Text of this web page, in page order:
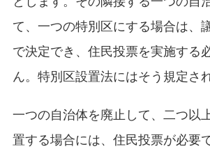
て、一つの特別区にする場合は、
で決定でき、住民投票を実施する
ん。特別区設置法にはそう規定さ
一つの自治体を廃止して、二つ以
置する場合には、住民投票が必要